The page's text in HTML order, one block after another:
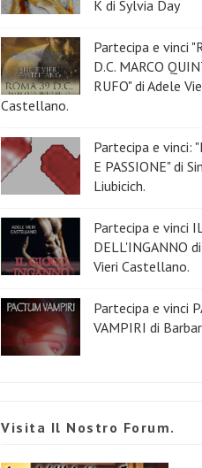
K di Sylvia Day
Partecipa e vinci
D.C. MARCO
RUFO" di Adele
Castellano.
Partecipa e vinci:
E PASSIONE" di
Liubicich.
Partecipa e vinci
DELL'INGANNO
Vieri Castellano.
Partecipa e vinci
VAMPIRI di
Visita Il Nostro Forum.